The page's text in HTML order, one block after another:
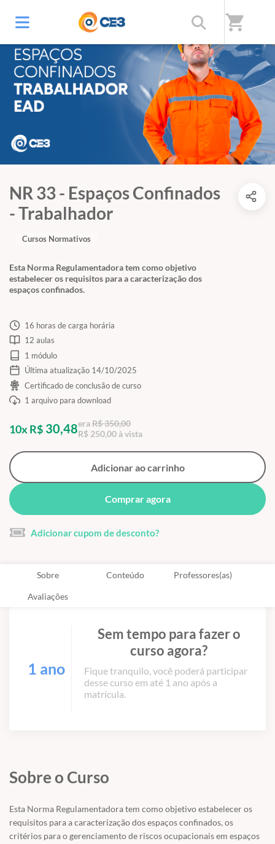
shopping_cart
NR 33 - Espaços Confinados
- Trabalhador
Esta Norma Regulamentadora tem como objetivo
estabelecer os requisitos para a caracterização dos
espaços confinados.
Cursos Normativos
16 horas de carga horária
12 aulas
1 módulo
Última atualização 14/10/2025
Certificado de conclusão de curso
1 arquivo para download
10x R$ 30,48eraR$ 350,00
R$ 250,00 à vista
Adicionar ao carrinho
Comprar agora
Adicionar cupom de desconto?
Sobre Conteúdo Professores(as)
Avaliações
1 ano
Sem tempo para fazer o
curso agora?
Fique tranquilo, você poderá participar
desse curso em até 1 ano após a
matrícula.
Sobre o Curso
Esta Norma Regulamentadora tem como objetivo estabelecer os
requisitos para a caracterização dos espaços confinados, os
critérios para o gerenciamento de riscos ocupacionais em espaços